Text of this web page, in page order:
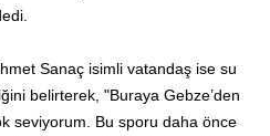
Sanaç isimli vatandaş ise su
belirterek, "Buraya Gebze’den
seviyorum. Bu sporu daha önce